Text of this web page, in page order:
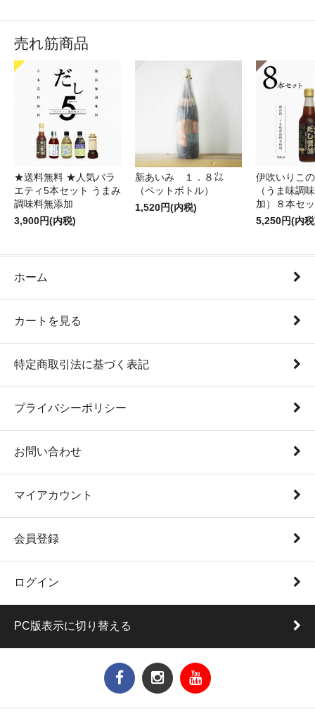
売れ筋商品
★送料無料 ★人気バラ
エティ5本セット うまみ
調味料無添加
3,900円(内税)
新あいみ １．８㍑
（ペットボトル）
1,520円(内税)
伊吹いりこ
（うま味調
加）８本セ
5,250円(内
ホーム
カートを見る
特定商取引法に基づく表記
プライバシーポリシー
お問い合わせ
マイアカウント
会員登録
ログイン
PC版表示に切り替える